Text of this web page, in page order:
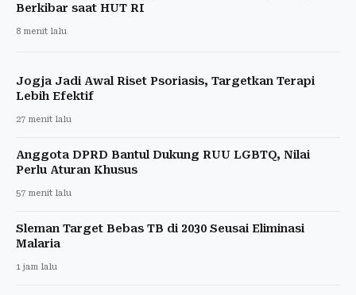
Berkibar saat HUT RI
8 menit lalu
Jogja Jadi Awal Riset Psoriasis, Targetkan Terapi
Lebih Efektif
27 menit lalu
Anggota DPRD Bantul Dukung RUU LGBTQ, Nilai
Perlu Aturan Khusus
57 menit lalu
Sleman Target Bebas TB di 2030 Seusai Eliminasi
Malaria
1 jam lalu